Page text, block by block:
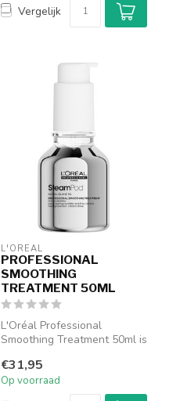
Vergelijk
L'ORÉAL
PROFESSIONAL
SMOOTHING
TREATMENT 50ML
L'Oréal Professional
Smoothing Treatment 50ml is
voor ...
€31,95
Op voorraad